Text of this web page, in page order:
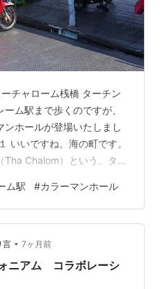
チャローム桟橋 ターチン
ム駅まで歩くのですが、
ホールが登場いたしまし
いいですね。海の町です。
Tha Chalom）という、タム
立派な帆船が描かれてい
ではありません。なお、タ
、「中国の桟橋」という意
この河口ではマハチャイ
かつチャイナートでチャオ
ム駅 #カラーマンホール
言 • 7ヶ月前
ニアム コラボレーシ